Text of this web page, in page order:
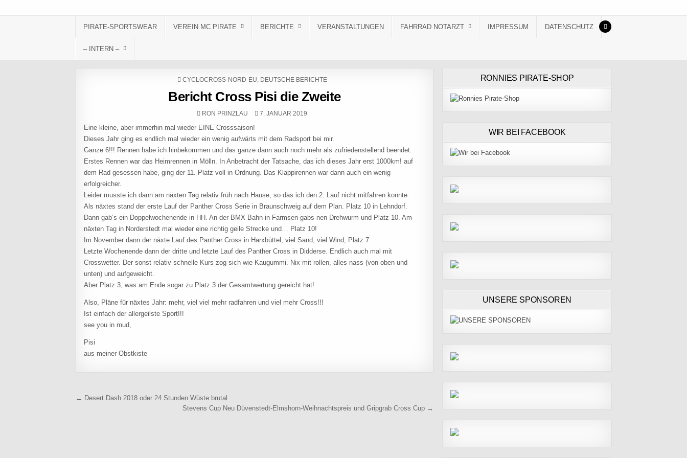
PIRATE-SPORTSWEAR VEREIN MC PIRATE BERICHTE VERANSTALTUNGEN FAHRRAD NOTARZT IMPRESSUM DATENSCHUTZ
– INTERN –
POSTED IN
CYCLOCROSS-NORD-EU, DEUTSCHE BERICHTE
Bericht Cross Pisi die Zweite
AUTHOR:
RON PRINZLAU PUBLISHED DATE:
7. JANUAR 2019
Eine kleine, aber immerhin mal wieder EINE Crosssaison!
Dieses Jahr ging es endlich mal wieder ein wenig aufwärts mit dem Radsport bei mir.
Ganze 6!!! Rennen habe ich hinbekommen und das ganze dann auch noch mehr als zufriedenstellend beendet.
Erstes Rennen war das Heimrennen in Mölln. In Anbetracht der Tatsache, das ich dieses Jahr erst 1000km! auf
dem Rad gesessen habe, ging der 11. Platz voll in Ordnung. Das Klappirennen war dann auch ein wenig
erfolgreicher.
Leider musste ich dann am näxten Tag relativ früh nach Hause, so das ich den 2. Lauf nicht mitfahren konnte.
Als näxtes stand der erste Lauf der Panther Cross Serie in Braunschweig auf dem Plan. Platz 10 in Lehndorf.
Dann gab’s ein Doppelwochenende in HH. An der BMX Bahn in Farmsen gabs nen Drehwurm und Platz 10. Am
näxten Tag in Norderstedt mal wieder eine richtig geile Strecke und… Platz 10!
Im November dann der näxte Lauf des Panther Cross in Harxbüttel, viel Sand, viel Wind, Platz 7.
Letzte Wochenende dann der dritte und letzte Lauf des Panther Cross in Didderse. Endlich auch mal mit
Crosswetter. Der sonst relativ schnelle Kurs zog sich wie Kaugummi. Nix mit rollen, alles nass (von oben und
unten) und aufgeweicht.
Aber Platz 3, was am Ende sogar zu Platz 3 der Gesamtwertung gereicht hat!
Also, Pläne für näxtes Jahr: mehr, viel viel mehr radfahren und viel mehr Cross!!!
Ist einfach der allergeilste Sport!!!
see you in mud,
Pisi
aus meiner Obstkiste
Beitragsnavigation
← Desert Dash 2018 oder 24 Stunden Wüste brutal
Stevens Cup Neu Düvenstedt-Elmshorn-Weihnachtspreis und Gripgrab Cross Cup →
RONNIES PIRATE-SHOP
WIR BEI FACEBOOK
UNSERE SPONSOREN